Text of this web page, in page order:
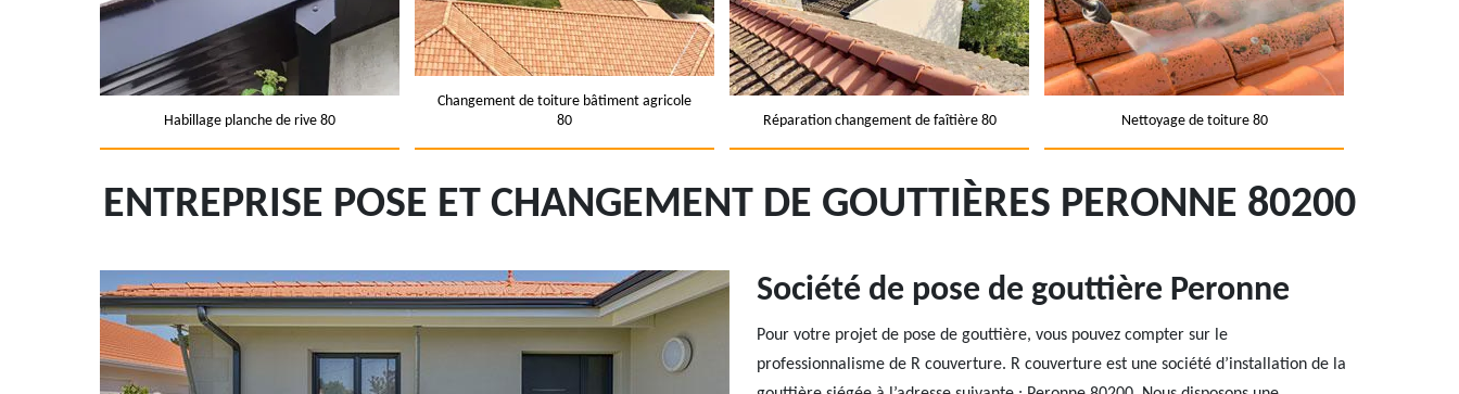
Habillage planche de rive 80
Changement de toiture bâtiment agricole
80
Réparation changement de faîtière 80 Nettoyage de toiture 80
ENTREPRISE POSE ET CHANGEMENT DE GOUTTIÈRES PERONNE 80200
Société de pose de gouttière Peronne
Pour votre projet de pose de gouttière, vous pouvez compter sur le
professionnalisme de R couverture. R couverture est une société d’installation de la